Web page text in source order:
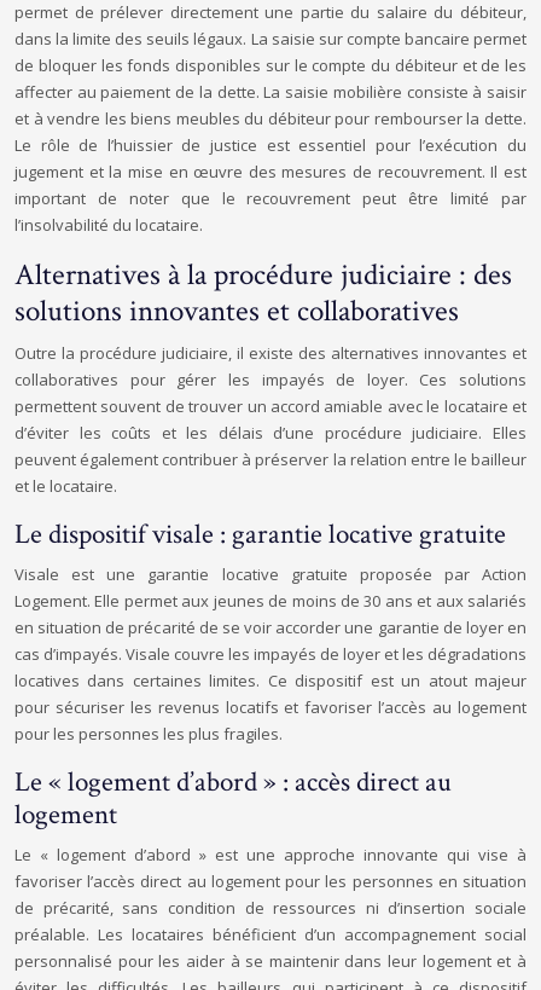
permet de prélever directement une partie du salaire du débiteur,
dans la limite des seuils légaux. La saisie sur compte bancaire permet
de bloquer les fonds disponibles sur le compte du débiteur et de les
affecter au paiement de la dette. La saisie mobilière consiste à saisir
et à vendre les biens meubles du débiteur pour rembourser la dette.
Le rôle de l’huissier de justice est essentiel pour l’exécution du
jugement et la mise en œuvre des mesures de recouvrement. Il est
important de noter que le recouvrement peut être limité par
l’insolvabilité du locataire.
Alternatives à la procédure judiciaire : des
solutions innovantes et collaboratives
Outre la procédure judiciaire, il existe des alternatives innovantes et
collaboratives pour gérer les impayés de loyer. Ces solutions
permettent souvent de trouver un accord amiable avec le locataire et
d’éviter les coûts et les délais d’une procédure judiciaire. Elles
peuvent également contribuer à préserver la relation entre le bailleur
et le locataire.
Le dispositif visale : garantie locative gratuite
Visale est une garantie locative gratuite proposée par Action
Logement. Elle permet aux jeunes de moins de 30 ans et aux salariés
en situation de précarité de se voir accorder une garantie de loyer en
cas d’impayés. Visale couvre les impayés de loyer et les dégradations
locatives dans certaines limites. Ce dispositif est un atout majeur
pour sécuriser les revenus locatifs et favoriser l’accès au logement
pour les personnes les plus fragiles.
Le « logement d’abord » : accès direct au
logement
Le « logement d’abord » est une approche innovante qui vise à
favoriser l’accès direct au logement pour les personnes en situation
de précarité, sans condition de ressources ni d’insertion sociale
préalable. Les locataires bénéficient d’un accompagnement social
personnalisé pour les aider à se maintenir dans leur logement et à